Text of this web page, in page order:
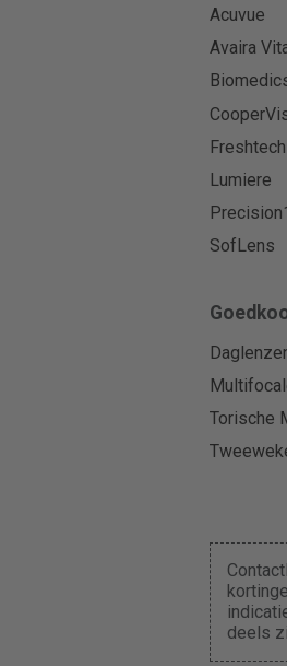
Acuvue
Avaira
Freshtech
Lumiere
SofLens
Torische
deels